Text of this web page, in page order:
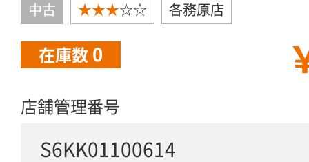
中古 ★★★☆☆ 各務原店
在庫数 0
店舗管理番号
S6KK01100614